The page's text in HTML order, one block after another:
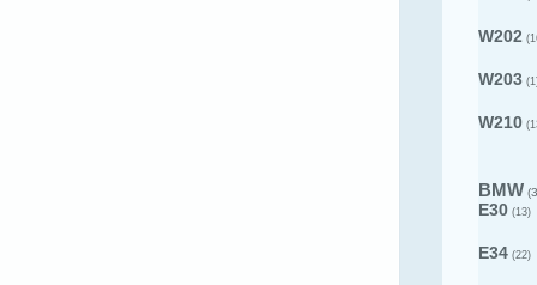
W202
W203
W210
BMW
E30 (13)
E34 (22)